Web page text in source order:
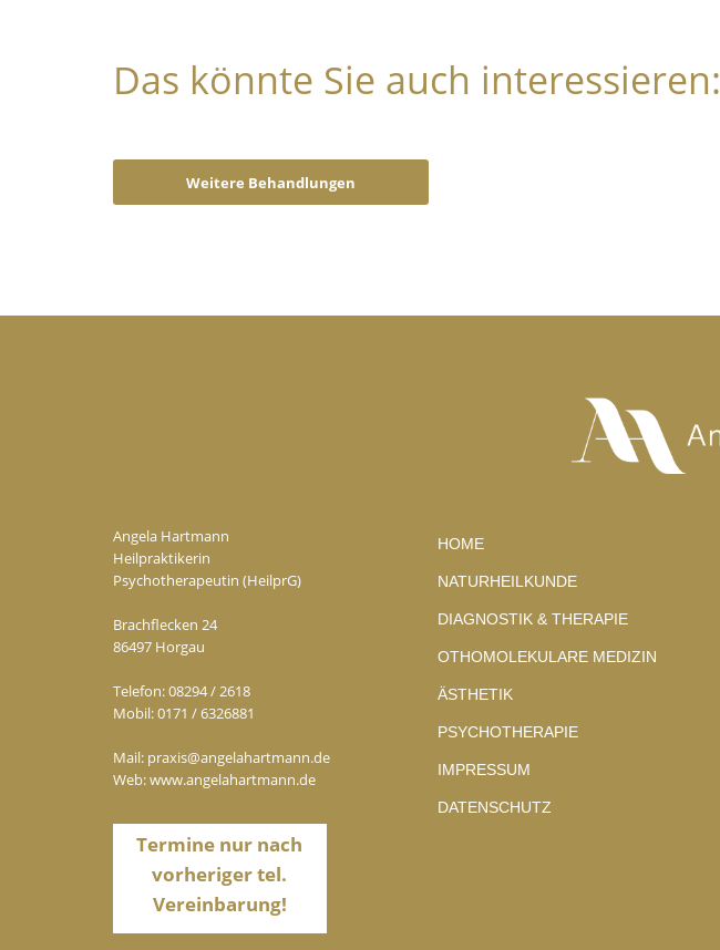
Das könnte Sie auch interessieren:
Weitere Behandlungen
Angela Hartmann
Heilpraktikerin
Psychotherapeutin (HeilprG)
Brachflecken 24
86497 Horgau
Telefon:08294 / 2618
Mobil:0171 / 6326881
Mail: praxis@angelahartmann.de
Web:www.angelahartmann.de
Termine nur nach
vorheriger tel.
Vereinbarung!
HOME
NATURHEILKUNDE
DIAGNOSTIK & THERAPIE
OTHOMOLEKULARE MEDIZIN
ÄSTHETIK
PSYCHOTHERAPIE
IMPRESSUM
DATENSCHUTZ